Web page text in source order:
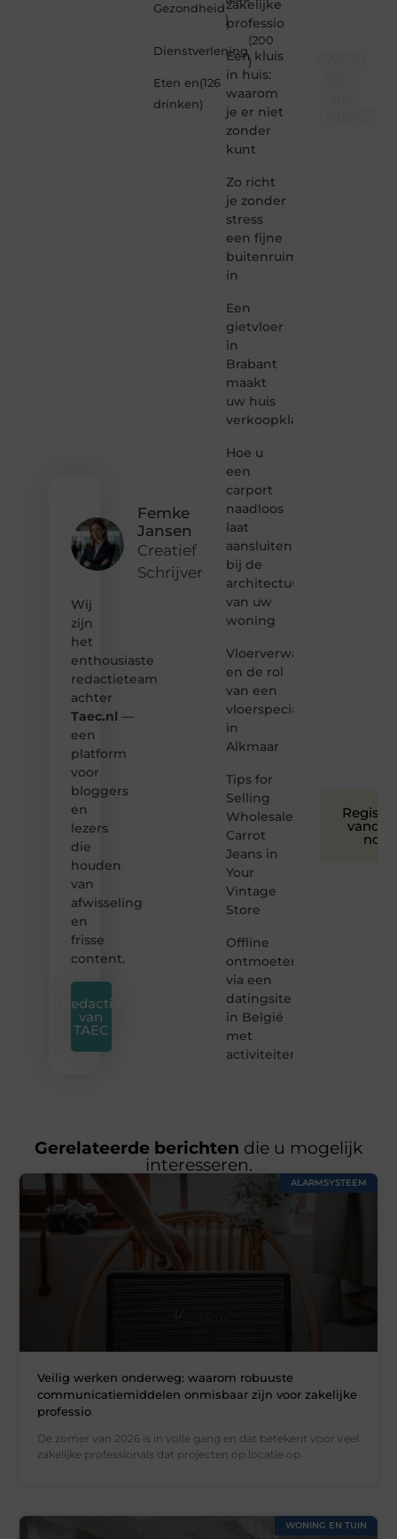
Femke
Jansen
Creatief
Schrijver
Wij
zijn
het
enthousiaste
redactieteam
achter
Taec.nl —
een
platform
voor
bloggers
en
lezers
die
houden
van
afwisseling
en
frisse
content.
Redactie
van
TAEC
Gezondheid
)
Dienstverlening
(200
)
Eten en
drinken
(126
)
zakelijke
professio
Een kluis
in huis:
waarom
je er niet
zonder
kunt
Zo richt
je zonder
stress
een fijne
buitenruimte
in
Een
gietvloer
in
Brabant
maakt
uw huis
verkoopklaar
Hoe u
een
carport
naadloos
laat
aansluiten
bij de
architectuur
van uw
woning
Vloerverwarming
en de rol
van een
vloerspecialist
in
Alkmaar
Tips for
Selling
Wholesale
Carrot
Jeans in
Your
Vintage
Store
Offline
ontmoeten
via een
datingsite
in België
met
activiteiten
nog
Gerelateerde berichten die u mogelijk
interesseren.
ALARMSYSTEEM
Veilig werken onderweg: waarom robuuste
communicatiemiddelen onmisbaar zijn voor zakelijke
professio
De zomer van 2026 is in volle gang en dat betekent voor veel
zakelijke professionals dat projecten op locatie op
WONING EN TUIN